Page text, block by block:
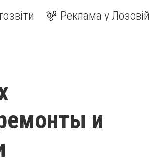
Реклама у Лозовій
и